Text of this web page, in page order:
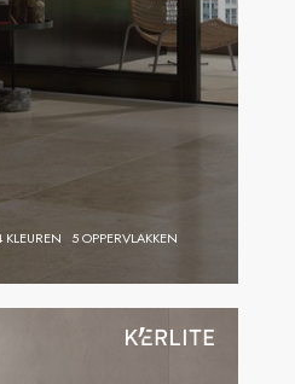
KLEUREN 5 OPPERVLAKKEN